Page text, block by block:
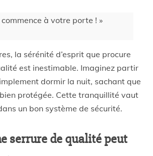
à votre porte ! »
la sérénité d’esprit que procure
est inestimable. Imaginez partir
dormir la nuit, sachant que
protégée. Cette tranquillité vaut
un bon système de sécurité.
serrure de qualité peut